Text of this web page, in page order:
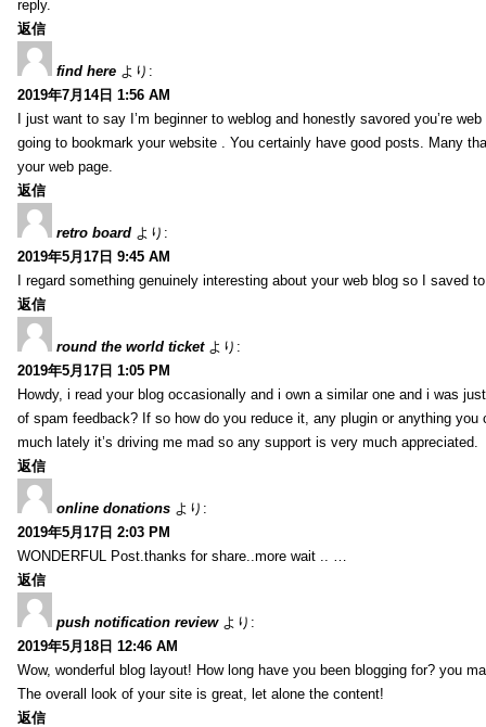
reply.
返信
find here より:
2019年7月14日 1:56 AM
I just want to say I’m beginner to weblog and honestly savored you’re
going to bookmark your website . You certainly have good posts. Many
your web page.
返信
retro board より:
2019年5月17日 9:45 AM
I regard something genuinely interesting about your web blog so I saved
返信
round the world ticket より:
2019年5月17日 1:05 PM
Howdy, i read your blog occasionally and i own a similar one and i was
of spam feedback? If so how do you reduce it, any plugin or anything you
much lately it’s driving me mad so any support is very much appreciated.
返信
online donations より:
2019年5月17日 2:03 PM
WONDERFUL Post.thanks for share..more wait .. …
返信
push notification review より:
2019年5月18日 12:46 AM
Wow, wonderful blog layout! How long have you been blogging for? you
The overall look of your site is great, let alone the content!
返信